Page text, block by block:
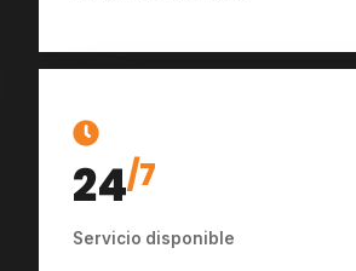
24/7
Servicio disponible